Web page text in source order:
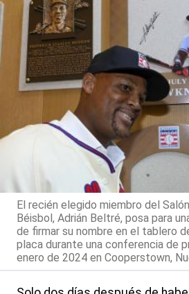
El recién elegido miembro del
Béisbol, Adrián Beltré, posa para
de firmar su nombre en el tablero
placa durante una conferencia de
enero de 2024 en Cooperstown,